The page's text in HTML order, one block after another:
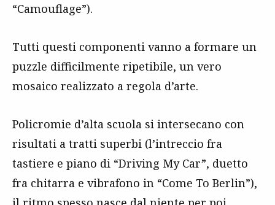
“Camouflage”).
Tutti questi componenti vanno a formare un
puzzle difficilmente ripetibile, un vero
mosaico realizzato a regola d’arte.
Policromie d’alta scuola si intersecano con
risultati a tratti superbi (l’intreccio fra
tastiere e piano di “Driving My Car”, duetto
fra chitarra e vibrafono in “Come To Berlin”),